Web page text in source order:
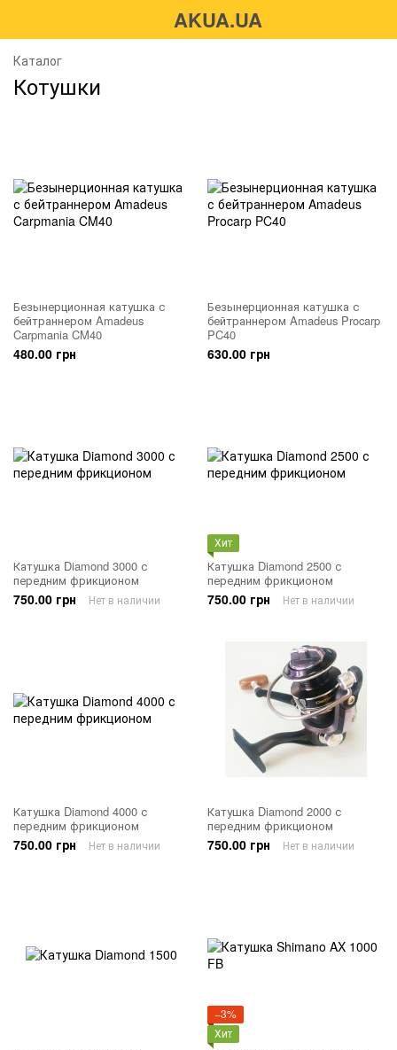
AKUA.UA
Каталог
Котушки
Безынерционная катушка с
бейтраннером Amadeus
Carpmania CM40
480.00 грн
Безынерционная катушка с
бейтраннером Amadeus Procarp
PC40
630.00 грн
Катушка Diamond 3000 с
передним фрикционом
750.00 грн Нет в наличии
Хит
Катушка Diamond 2500 с
передним фрикционом
750.00 грн Нет в наличии
Катушка Diamond 4000 с
передним фрикционом
750.00 грн Нет в наличии
Катушка Diamond 2000 с
передним фрикционом
750.00 грн Нет в наличии
−3%
Хит